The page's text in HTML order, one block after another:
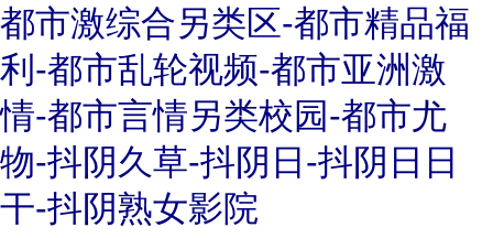
都市激综合另类区-都市精品福
利-都市乱轮视频-都市亚洲激
情-都市言情另类校园-都市尤
物-抖阴久草-抖阴日-抖阴日日
干-抖阴熟女影院